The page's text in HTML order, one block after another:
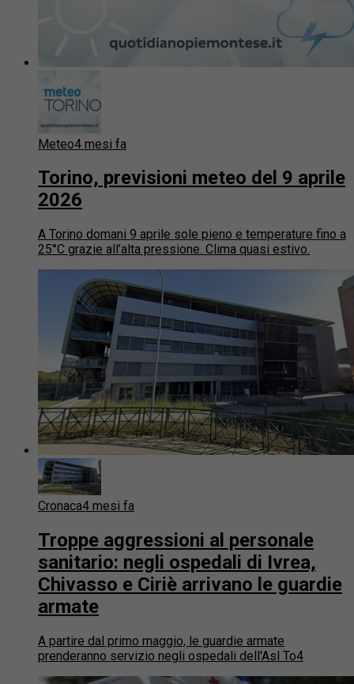
Meteo4 mesi fa
Torino, previsioni meteo del 9 aprile
2026
A Torino domani 9 aprile sole pieno e temperature fino a
25°C grazie all’alta pressione. Clima quasi estivo.
Cronaca4 mesi fa
Troppe aggressioni al personale
sanitario: negli ospedali di Ivrea,
Chivasso e Ciriè arrivano le guardie
armate
A partire dal primo maggio, le guardie armate
prenderanno servizio negli ospedali dell'Asl To4